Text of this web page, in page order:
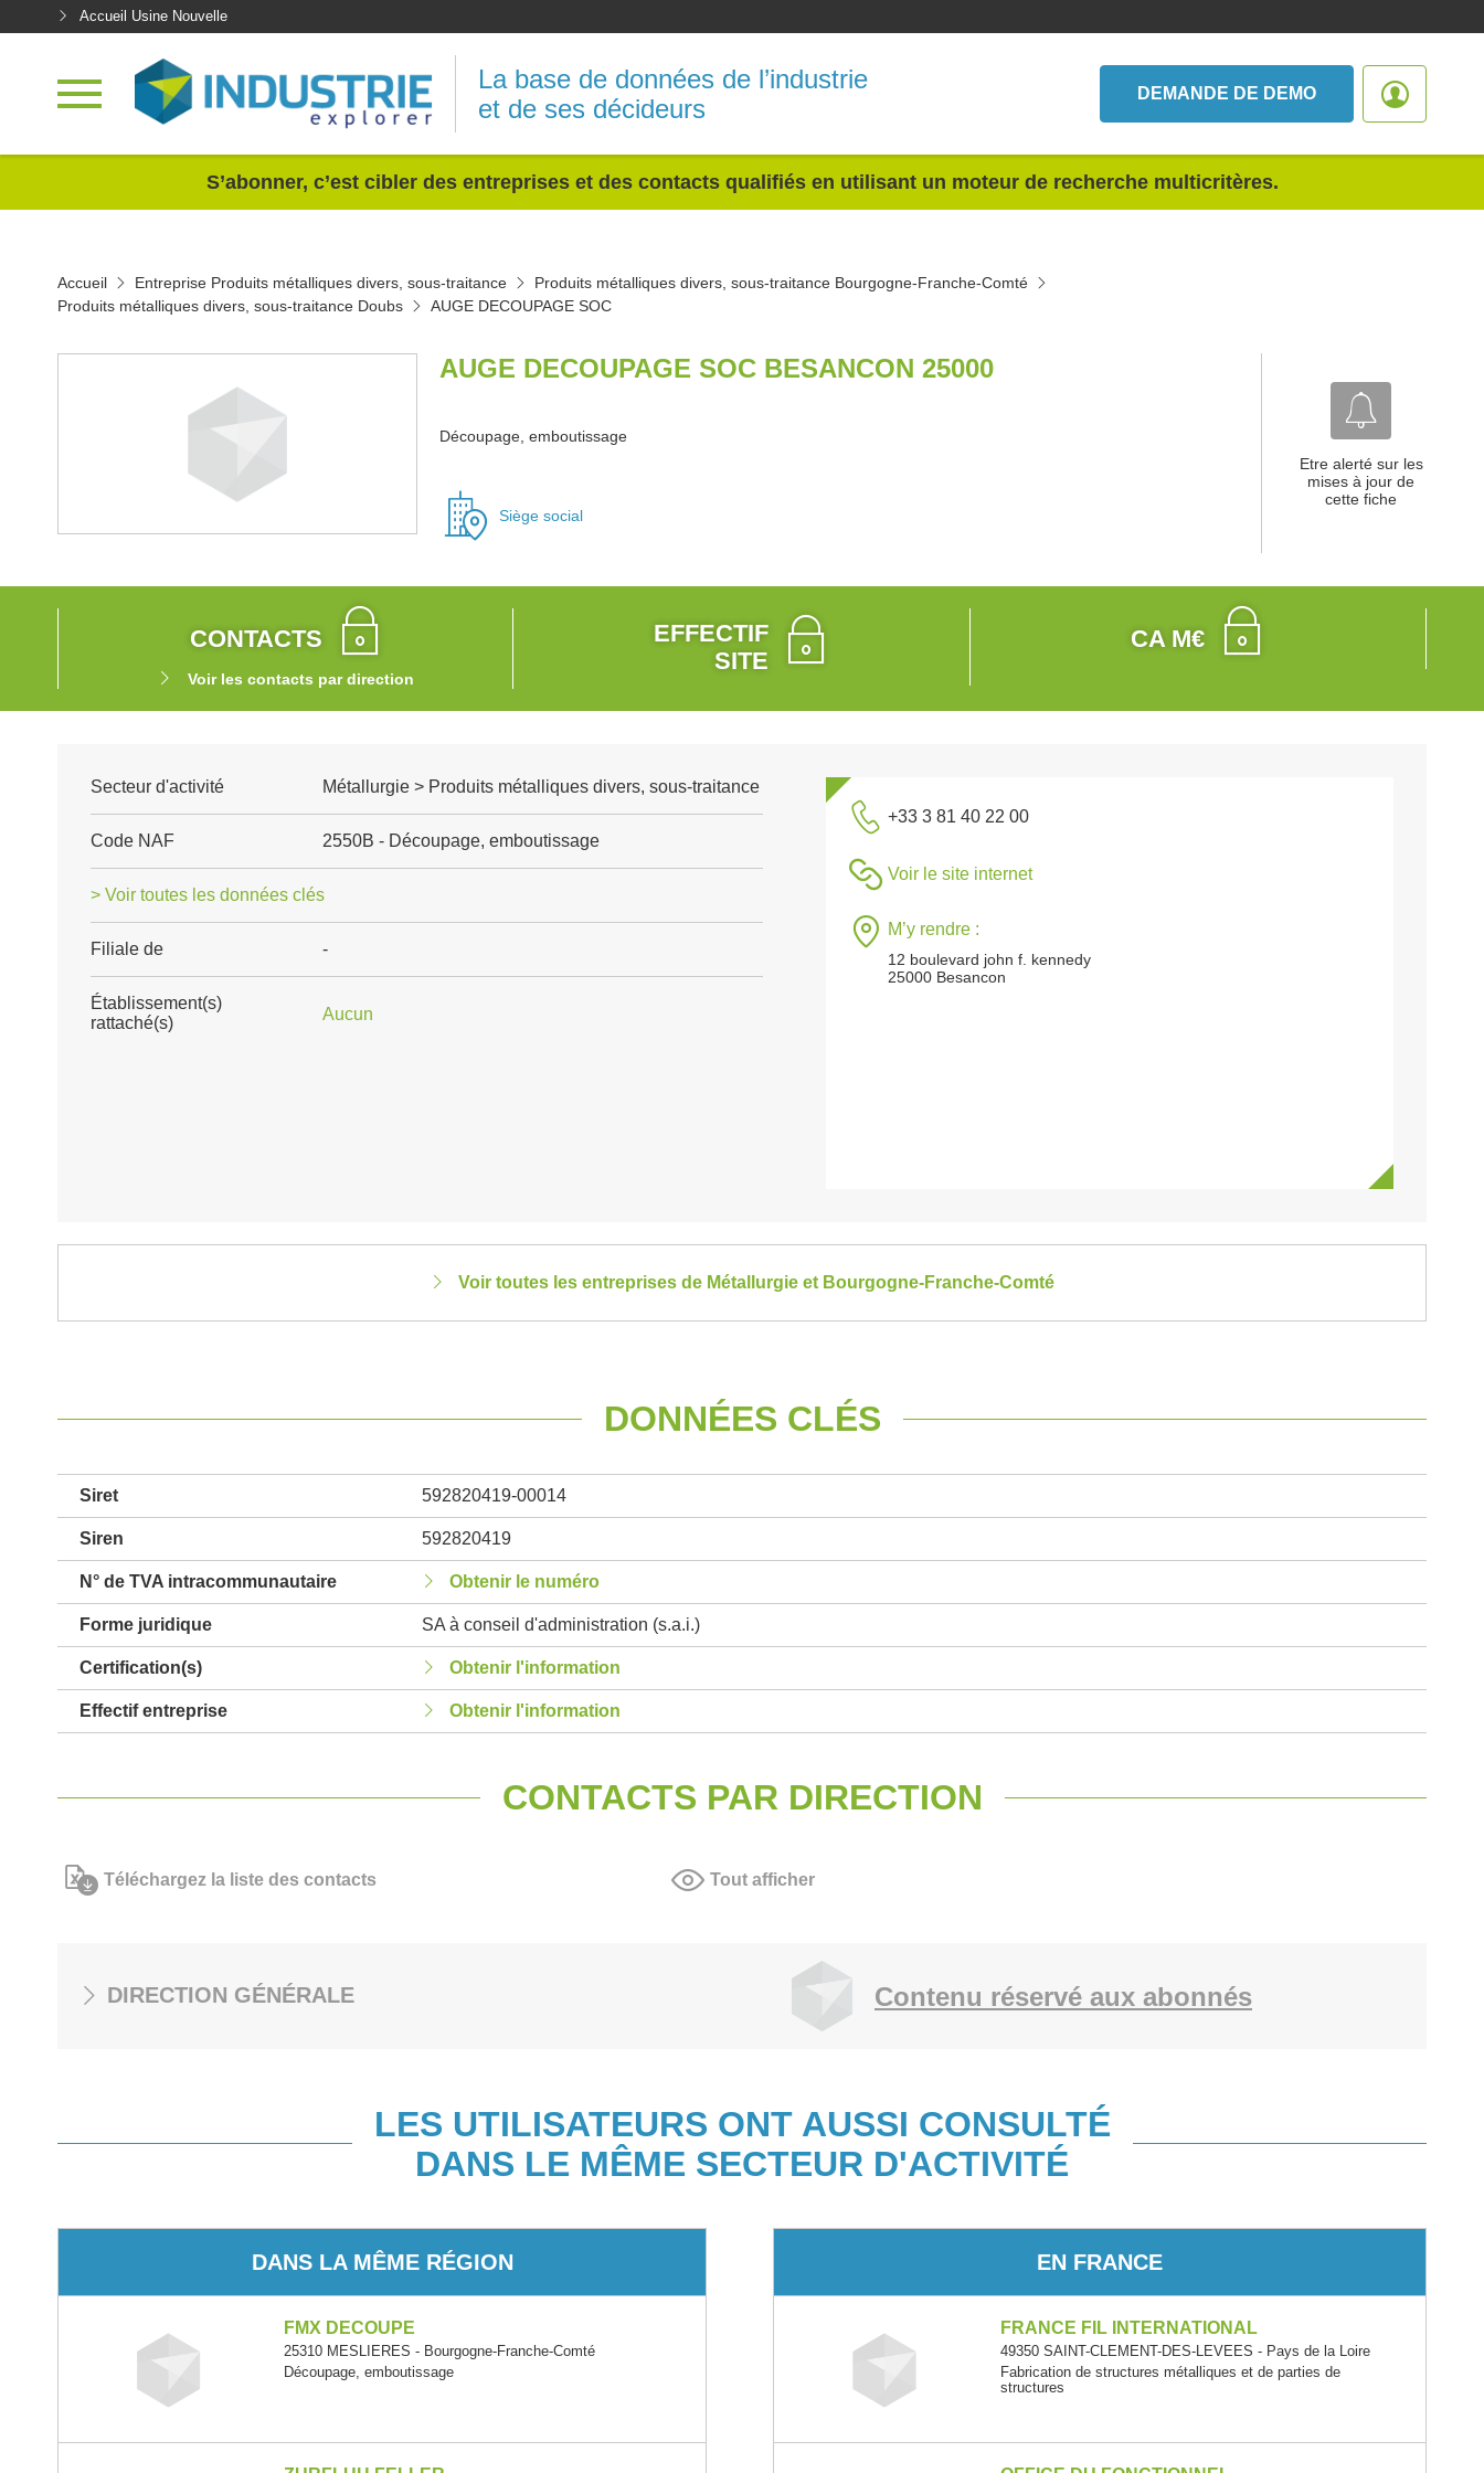
Accueil Usine Nouvelle
La base de données de l’industrie
et de ses décideurs
DEMANDE DE DEMO
S’abonner, c’est cibler des entreprises et des contacts qualifiés en utilisant un moteur de recherche multicritères.
Accueil Entreprise Produits métalliques divers, sous-traitance
Produits métalliques divers, sous-traitance Bourgogne-Franche-Comté
Produits métalliques divers, sous-traitance Doubs
AUGE DECOUPAGE SOC
AUGE DECOUPAGE SOC BESANCON 25000
Découpage, emboutissage
Siège social
Etre alerté sur les
mises à jour de
cette fiche
CONTACTS
Voir les contacts par direction
EFFECTIF
SITE
CA M€
Secteur d'activité Métallurgie > Produits métalliques divers, sous-traitance
Code NAF 2550B - Découpage, emboutissage
> Voir toutes les données clés
Filiale de -
Établissement(s)
rattaché(s)
Aucun
+33 3 81 40 22 00
Voir le site internet
M’y rendre :
12 boulevard john f. kennedy
25000 Besancon
Voir toutes les entreprises de Métallurgie et Bourgogne-Franche-Comté
DONNÉES CLÉS
Siret 592820419-00014
Siren 592820419
N° de TVA intracommunautaire Obtenir le numéro
Forme juridique SA à conseil d'administration (s.a.i.)
Certification(s) Obtenir l'information
Effectif entreprise Obtenir l'information
CONTACTS PAR DIRECTION
Téléchargez la liste des contacts Tout afficher
DIRECTION GÉNÉRALE Contenu réservé aux abonnés
LES UTILISATEURS ONT AUSSI CONSULTÉ
DANS LE MÊME SECTEUR D'ACTIVITÉ
DANS LA MÊME RÉGION
FMX DECOUPE
25310 MESLIERES - Bourgogne-Franche-Comté
Découpage, emboutissage
EN FRANCE
FRANCE FIL INTERNATIONAL
49350 SAINT-CLEMENT-DES-LEVEES - Pays de la Loire
Fabrication de structures métalliques et de parties de
structures